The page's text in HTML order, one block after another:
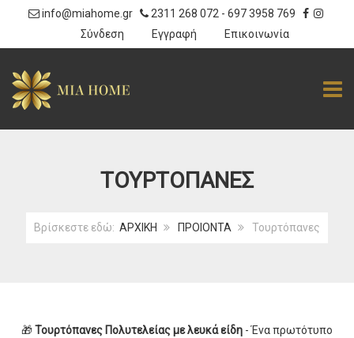
info@miahome.gr 2311 268 072 - 697 3958 769
Σύνδεση
Εγγραφή Επικοινωνία
ΤΟΥΡΤΌΠΑΝΕΣ
Βρίσκεστε εδώ: ΑΡΧΙΚΗ ΠΡΟΙΟΝΤΑ Τουρτόπανες
🎁Τουρτόπανες Πολυτελείας με λευκά είδη - Ένα πρωτότυπο